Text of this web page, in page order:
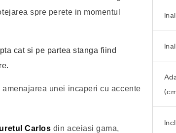
spre perete in momentul
cat si pe partea stanga fiind
unei incaperi cu accente
Carlos din aceiasi gama,